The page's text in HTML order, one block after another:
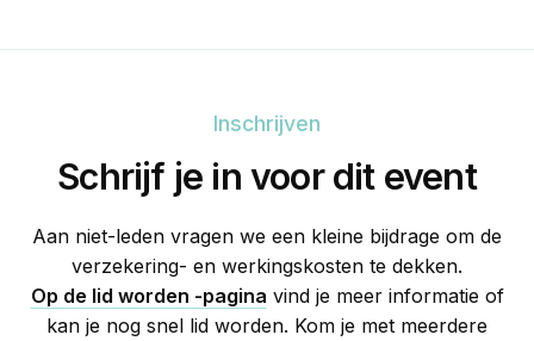
Inschrijven
Schrijf je in voor dit event
Aan niet-leden vragen we een kleine bijdrage om de
verzekering- en werkingskosten te dekken.
Op de lid worden -pagina vind je meer informatie of
kan je nog snel lid worden. Kom je met meerdere